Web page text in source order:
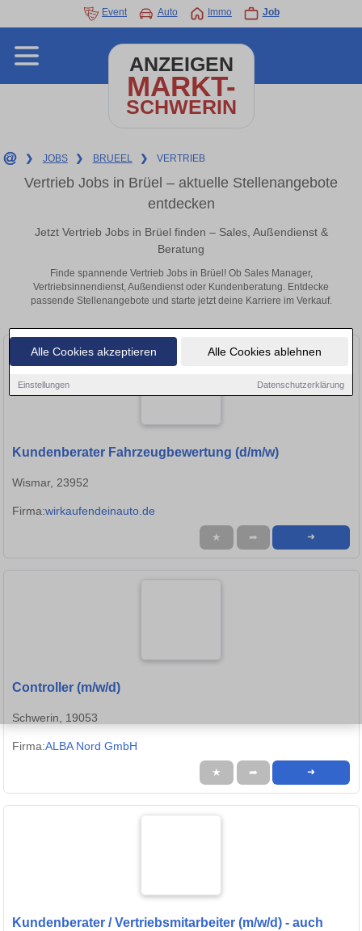
Alle Cookies akzeptieren Alle Cookies ablehnen
Einstellungen Datenschutzerklärung
Event Auto Immo Job
ANZEIGEN
MARKT-
SCHWERIN
❯ JOBS ❯ BRUEEL ❯ VERTRIEB
Vertrieb Jobs in Brüel – aktuelle Stellenangebote
entdecken
Jetzt Vertrieb Jobs in Brüel finden – Sales, Außendienst &
Beratung
Finde spannende Vertrieb Jobs in Brüel! Ob Sales Manager,
Vertriebsinnendienst, Außendienst oder Kundenberatung. Entdecke
passende Stellenangebote und starte jetzt deine Karriere im Verkauf.
Kundenberater Fahrzeugbewertung (d/m/w)
Wismar, 23952
Firma:wirkaufendeinauto.de
★ ➦ ➜
Controller (m/w/d)
Schwerin, 19053
Firma:ALBA Nord GmbH
★ ➦ ➜
Kundenberater / Vertriebsmitarbeiter (m/w/d) - auch